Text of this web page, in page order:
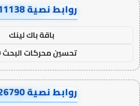
روابط نصية AA11138
باقة باك لينك
تحسين محركات البحث SEO
روابط نصية AA26790